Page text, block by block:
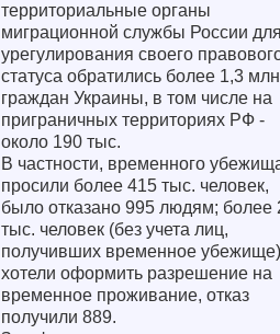
территориальные органы
миграционной службы России
урегулирования своего
статуса обратились более 1,3 млн
граждан Украины, в том числе на
приграничных территориях РФ -
около 190 тыс.
В частности, временного
просили более 415 тыс. человек,
было отказано 995 людям; более
тыс. человек (без учета лиц,
получивших временное убежище)
хотели оформить разрешение на
временное проживание, отказ
получили 889.